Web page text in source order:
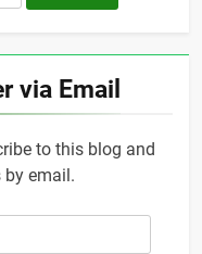
via Email
to this blog and
email.